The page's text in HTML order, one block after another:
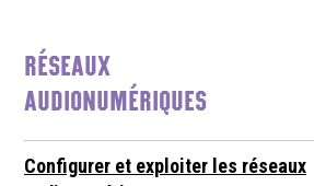
RÉSEAUX
AUDIONUMÉRIQUES
Configurer et exploiter les réseaux